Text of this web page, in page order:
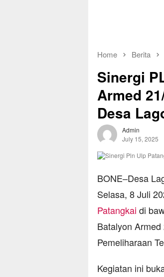
Home Berita
Sinergi
Armed
Desa
Admin
July 15, 2025
BONE–Desa
Selasa, 8 Juli
Patangkai di
Batalyon
Pemeliharaan
Kegiatan ini